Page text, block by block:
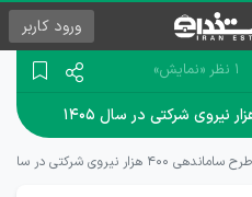
ورود کاربر
1 نظر «نمایش»
۴۰۰ هزار نیروی شرکتی در سال ۱۴۰۵